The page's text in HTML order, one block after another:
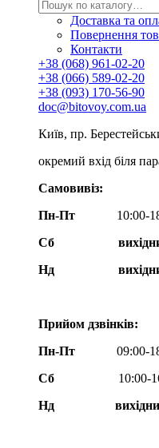
Доставка та
Повернення
Контакти
+38 (068) 961-02-20
+38 (066) 589-02-20
+38 (093) 170-56-90
doc@bitovoy.com.ua
Київ, пр.
окремий вхід біля
Самовивіз:
Пн-Пт
10:00-
Сб
Нд
Прийом дзвінків:
Пн-Пт
09:00-
Сб
10:00-
Нд